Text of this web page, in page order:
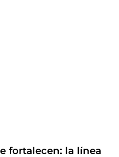
fortalecen: la línea